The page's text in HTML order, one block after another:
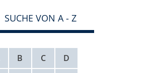
SUCHE VON A - Z
B C
D